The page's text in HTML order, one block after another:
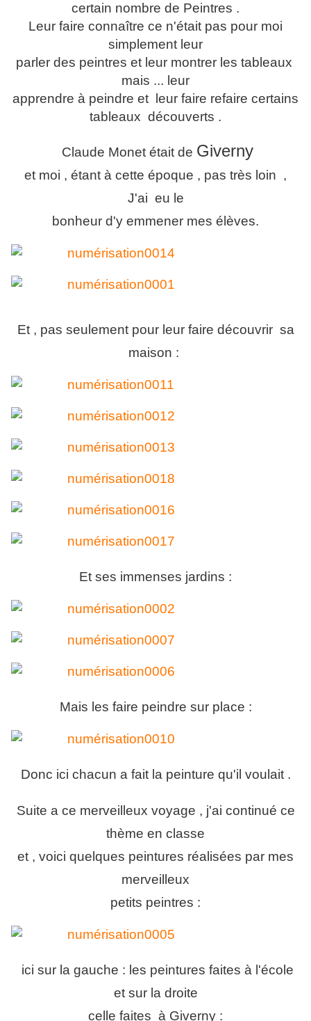
certain nombre de Peintres .
Leur faire connaître ce n'était pas pour moi
simplement leur
parler des peintres et leur montrer les tableaux
mais ... leur
apprendre à peindre et leur faire refaire certains
tableaux découverts .
Claude Monet était de Giverny
et moi , étant à cette époque , pas très loin ,
J'ai eu le
bonheur d'y emmener mes élèves.
Et , pas seulement pour leur faire découvrir sa
maison :
Et ses immenses jardins :
Mais les faire peindre sur place :
Donc ici chacun a fait la peinture qu'il voulait .
Suite a ce merveilleux voyage , j'ai continué ce
thème en classe
et , voici quelques peintures réalisées par mes
merveilleux
petits peintres :
ici sur la gauche : les peintures faites à l'école
et sur la droite
celle faites à Giverny :